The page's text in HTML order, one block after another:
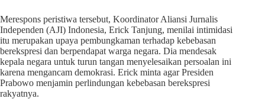
Merespons peristiwa tersebut, Koordinator Aliansi Jurnalis
Independen (AJI) Indonesia, Erick Tanjung, menilai intimidasi
itu merupakan upaya pembungkaman terhadap kebebasan
berekspresi dan berpendapat warga negara. Dia mendesak
kepala negara untuk turun tangan menyelesaikan persoalan ini
karena mengancam demokrasi. Erick minta agar Presiden
Prabowo menjamin perlindungan kebebasan berekspresi
rakyatnya.